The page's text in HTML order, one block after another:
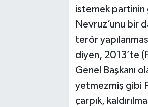
istemek partinin
Nevruz’unu bir
terör
diyen, 2013’te
Genel Başkanı
yetmezmiş gibi
çarpık,